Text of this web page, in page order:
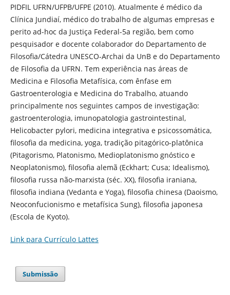
PIDFIL UFRN/UFPB/UFPE (2010). Atualmente é médico da
Clínica Jundiaí, médico do trabalho de algumas empresas e
perito ad-hoc da Justiça Federal-5a região, bem como
pesquisador e docente colaborador do Departamento de
Filosofia/Cátedra UNESCO-Archai da UnB e do Departamento
de Filosofia da UFRN. Tem experiência nas áreas de
Medicina e Filosofia Metafísica, com ênfase em
Gastroenterologia e Medicina do Trabalho, atuando
principalmente nos seguintes campos de investigação:
gastroenterologia, imunopatologia gastrointestinal,
Helicobacter pylori, medicina integrativa e psicossomática,
filosofia da medicina, yoga, tradição pitagórico-platônica
(Pitagorismo, Platonismo, Medioplatonismo gnóstico e
Neoplatonismo), filosofia alemã (Eckhart; Cusa; Idealismo),
filosofia russa não-marxista (séc. XX), filosofia iraniana,
filosofia indiana (Vedanta e Yoga), filosofia chinesa (Daoismo,
Neoconfucionismo e metafísica Sung), filosofia japonesa
(Escola de Kyoto).
Link para Currículo Lattes
Submissão